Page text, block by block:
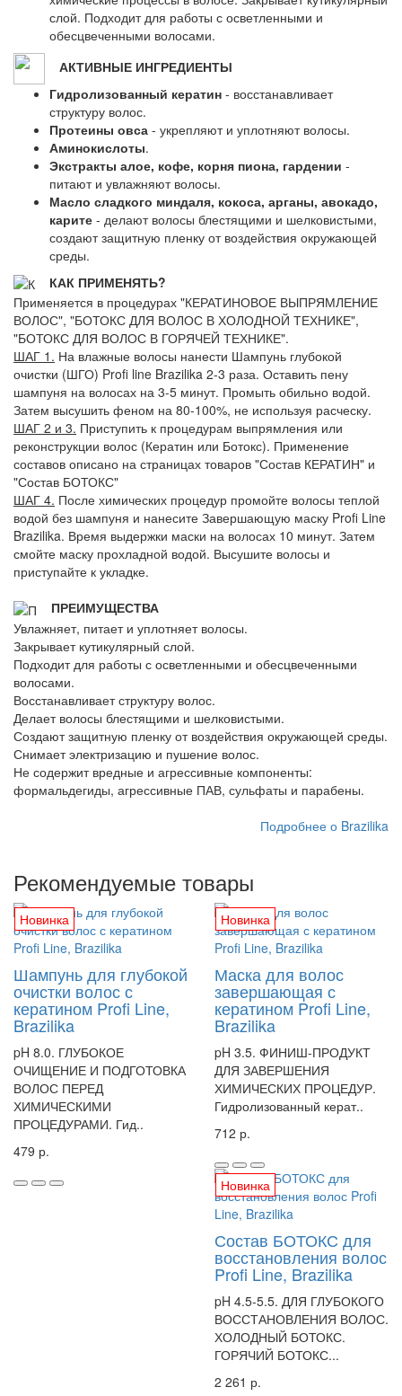
слой. Подходит для работы с осветленными и
обесцвеченными волосами.
АКТИВНЫЕ ИНГРЕДИЕНТЫ
Гидролизованный кератин - восстанавливает
структуру волос.
Протеины овса - укрепляют и уплотняют волосы.
Аминокислоты.
Экстракты алое, кофе, корня пиона, гардении -
питают и увлажняют волосы.
Масло сладкого миндаля, кокоса, арганы, авокадо,
карите - делают волосы блестящими и шелковистыми,
создают защитную пленку от воздействия окружающей
среды.
КАК ПРИМЕНЯТЬ?
Применяется в процедурах "КЕРАТИНОВОЕ ВЫПРЯМЛЕНИЕ
ВОЛОС", "БОТОКС ДЛЯ ВОЛОС В ХОЛОДНОЙ ТЕХНИКЕ",
"БОТОКС ДЛЯ ВОЛОС В ГОРЯЧЕЙ ТЕХНИКЕ".
ШАГ 1. На влажные волосы нанести Шампунь глубокой
очистки (ШГО) Profi line Brazilika 2-3 раза. Оставить пену
шампуня на волосах на 3-5 минут. Промыть обильно водой.
Затем высушить феном на 80-100%, не используя расческу.
ШАГ 2 и 3. Приступить к процедурам выпрямления или
реконструкции волос (Кератин или Ботокс). Применение
составов описано на страницах товаров "Состав КЕРАТИН" и
"Состав БОТОКС"
ШАГ 4. После химических процедур промойте волосы теплой
водой без шампуня и нанесите Завершающую маску Profi Line
Brazilika. Время выдержки маски на волосах 10 минут. Затем
смойте маску прохладной водой. Высушите волосы и
приступайте к укладке.
ПРЕИМУЩЕСТВА
Увлажняет, питает и уплотняет волосы.
Закрывает кутикулярный слой.
Подходит для работы с осветленными и обесцвеченными
волосами.
Восстанавливает структуру волос.
Делает волосы блестящими и шелковистыми.
Создают защитную пленку от воздействия окружающей среды.
Снимает электризацию и пушение волос.
Не содержит вредные и агрессивные компоненты:
формальдегиды, агрессивные ПАВ, сульфаты и парабены.
Подробнее о Brazilika
Рекомендуемые товары
Новинка
Шампунь для глубокой
очистки волос с
кератином Profi Line,
Brazilika
pH 8.0. ГЛУБОКОЕ
ОЧИЩЕНИЕ И ПОДГОТОВКА
ВОЛОС ПЕРЕД
ХИМИЧЕСКИМИ
ПРОЦЕДУРАМИ. Гид..
479 р.
Новинка
Маска для волос
завершающая с
кератином Profi Line,
Brazilika
pH 3.5. ФИНИШ-ПРОДУКТ
ДЛЯ ЗАВЕРШЕНИЯ
ХИМИЧЕСКИХ ПРОЦЕДУР.
Гидролизованный керат..
712 р.
Новинка
Состав БОТОКС для
восстановления волос
Profi Line, Brazilika
pH 4.5-5.5. ДЛЯ ГЛУБОКОГО
ВОССТАНОВЛЕНИЯ ВОЛОС.
ХОЛОДНЫЙ БОТОКС.
ГОРЯЧИЙ БОТОКС...
2 261 р.